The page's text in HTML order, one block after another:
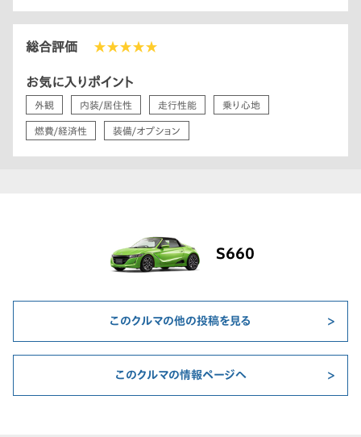
総合評価 ★★★★★
お気に入りポイント
外観 内装/居住性 走行性能 乗り心地
燃費/経済性 装備/オプション
S660
このクルマの他の投稿を見る
このクルマの情報ページへ